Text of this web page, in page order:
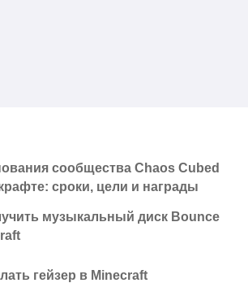
сообщества Chaos Cubed
сроки, цели и награды
музыкальный диск Bounce
гейзер в Minecraft